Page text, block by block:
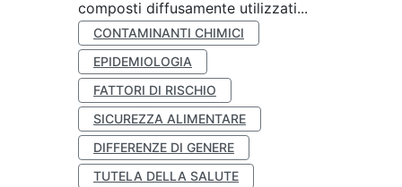
composti diffusamente utilizzati...
CONTAMINANTI CHIMICI
EPIDEMIOLOGIA
FATTORI DI RISCHIO
SICUREZZA ALIMENTARE
DIFFERENZE DI GENERE
TUTELA DELLA SALUTE